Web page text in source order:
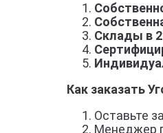
Склады в
Как заказать
Оставьте
Менеджер